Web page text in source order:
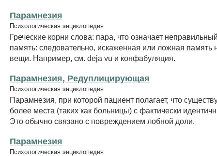
Парамнезия
Психологическая энциклопедия
Греческие корни слова: пара, что означает
память: следовательно, искаженная или ложная память
вещи. Например, см. deja vu и конфабуляция.
Парамнезия, Редуплицирующая
Психологическая энциклопедия
Парамнезия, при которой пациент полагает, что
более места (таких как больницы) с фактически
Это обычно связано с повреждением лобной доли.
Парамнезия
Психологическая энциклопедия